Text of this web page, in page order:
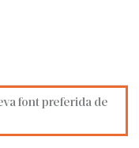
font preferida de